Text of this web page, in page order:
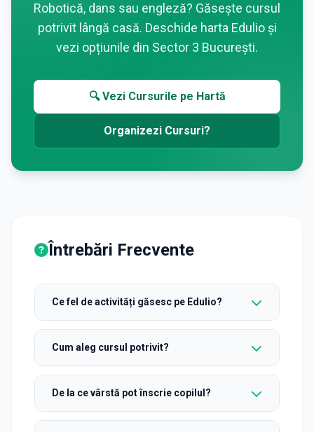
Robotică, dans sau engleză? Găsește cursul
potrivit lângă casă. Deschide harta Edulio și
vezi opțiunile din Sector 3 București.
🔍 Vezi Cursurile pe Hartă
Organizezi Cursuri?
Întrebări Frecvente
Ce fel de activități găsesc pe Edulio?
Cum aleg cursul potrivit?
De la ce vârstă pot înscrie copilul?